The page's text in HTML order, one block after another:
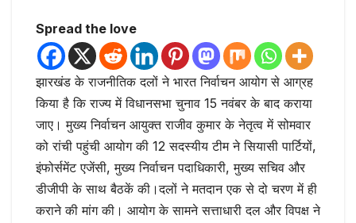
Spread the love
झारखंड के राजनीतिक दलों ने भारत निर्वाचन आयोग से आग्रह
किया है कि राज्य में विधानसभा चुनाव 15 नवंबर के बाद कराया
जाए। मुख्य निर्वाचन आयुक्त राजीव कुमार के नेतृत्व में सोमवार
को रांची पहुंची आयोग की 12 सदस्यीय टीम ने सियासी पार्टियों,
इंफोर्समेंट एजेंसी, मुख्य निर्वाचन पदाधिकारी, मुख्य सचिव और
डीजीपी के साथ बैठकें की।दलों ने मतदान एक से दो चरण में ही
कराने की मांग की। आयोग के सामने सत्ताधारी दल और विपक्ष ने